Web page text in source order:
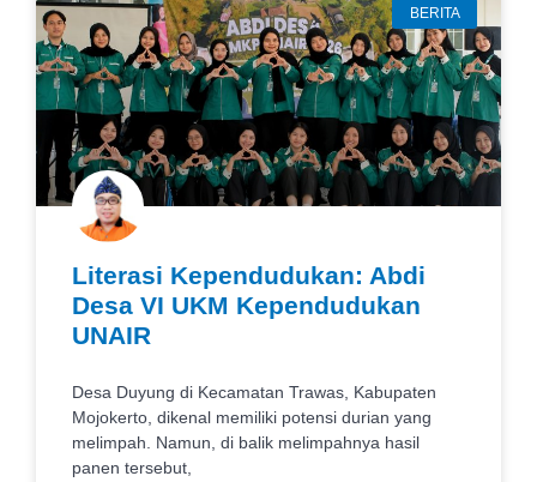
BERITA
Literasi Kependudukan: Abdi
Desa VI UKM Kependudukan
UNAIR
Desa Duyung di Kecamatan Trawas, Kabupaten
Mojokerto, dikenal memiliki potensi durian yang
melimpah. Namun, di balik melimpahnya hasil
panen tersebut,